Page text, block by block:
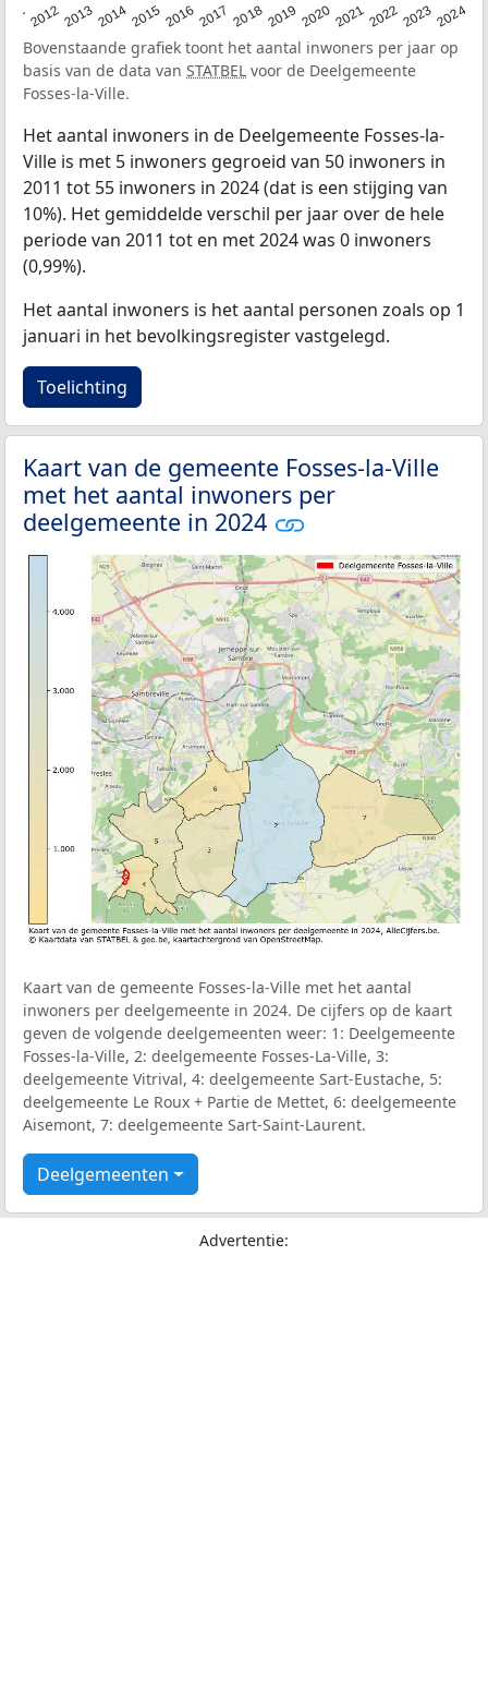
201220132014201520162017 20182019 20202021202220232024
Bovenstaande grafiek toont het aantal inwoners per jaar op
basis van de data van STATBEL voor de Deelgemeente
Fosses-la-Ville.
Het aantal inwoners in de Deelgemeente Fosses-la-
Ville is met 5 inwoners gegroeid van 50 inwoners in
2011 tot 55 inwoners in 2024 (dat is een stijging van
10%). Het gemiddelde verschil per jaar over de hele
periode van 2011 tot en met 2024 was 0 inwoners
(0,99%).
Het aantal inwoners is het aantal personen zoals op 1
januari in het bevolkingsregister vastgelegd.
Toelichting
Kaart van de gemeente Fosses-la-Ville
met het aantal inwoners per
deelgemeente in 2024
Kaart van de gemeente Fosses-la-Ville met het aantal
inwoners per deelgemeente in 2024. De cijfers op de kaart
geven de volgende deelgemeenten weer: 1: Deelgemeente
Fosses-la-Ville, 2: deelgemeente Fosses-La-Ville, 3:
deelgemeente Vitrival, 4: deelgemeente Sart-Eustache, 5:
deelgemeente Le Roux + Partie de Mettet, 6: deelgemeente
Aisemont, 7: deelgemeente Sart-Saint-Laurent.
Deelgemeenten
Advertentie: